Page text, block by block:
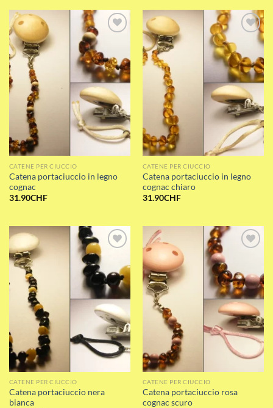
Add to wishlist
CATENE PER CIUCCIO
Catena portaciuccio in legno
cognac
31.90CHF
Add to wishlist
CATENE PER CIUCCIO
Catena portaciuccio in legno
cognac chiaro
31.90CHF
Add to wishlist
CATENE PER CIUCCIO
Catena portaciuccio nera
bianca
Add to wishlist
CATENE PER CIUCCIO
Catena portaciuccio rosa
cognac scuro